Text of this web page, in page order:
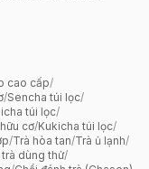
cao cấp/
/Sencha túi lọc/
túi lọc/
cơ/Kukicha túi lọc/
/Trà hòa tan/Trà ủ lạnh/
trà dùng thử/